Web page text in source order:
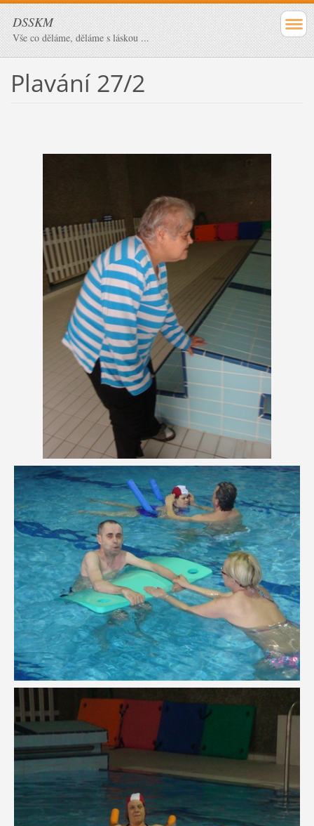
DSSKM
Vše co děláme, děláme s láskou ...
Plavání 27/2